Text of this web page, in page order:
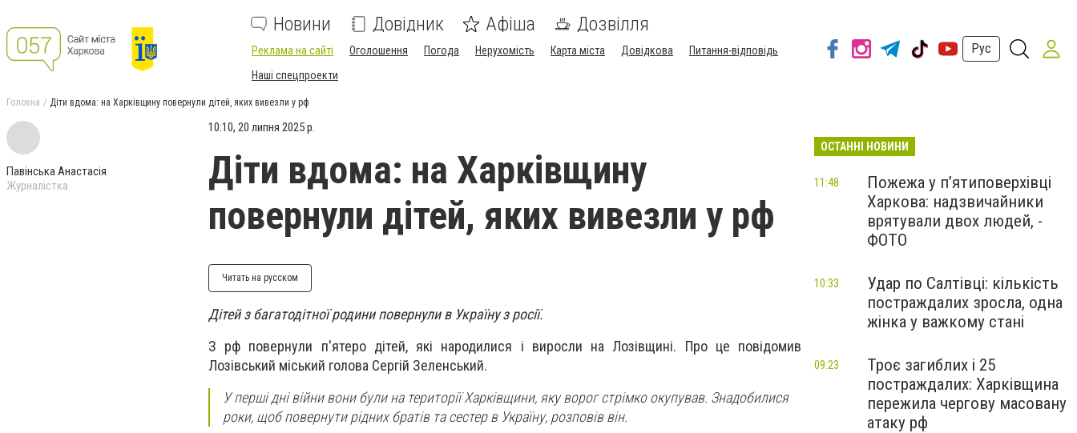
Новини Довідник Афіша Дозвілля
Реклама на сайті Оголошення Погода Нерухомість Карта міста Довідкова
Питання-відповідь
Наші спецпроекти
Рус
Головна Діти вдома: на Харківщину повернули дітей, яких вивезли у рф
Павінська Анастасія
Журналістка
10:10, 20 липня 2025 р.
Діти вдома: на Харківщину
повернули дітей, яких вивезли у рф
Читать на русском
Дітей з багатодітної родини повернули в Україну з росії.
З рф повернули п'ятеро дітей, які народилися і виросли на Лозівщині. Про це повідомив
Лозівський міський голова Сергій Зеленський.
У перші дні війни вони були на території Харківщини, яку ворог стрімко окупував. Знадобилися
роки, щоб повернути рідних братів та сестер в Україну, розповів він.
ОСТАННІ НОВИНИ
Пожежа у п’ятиповерхівці
Харкова: надзвичайники
врятували двох людей, -
ФОТО
11:48
Удар по Салтівці: кількість
постраждалих зросла, одна
жінка у важкому стані
10:33
Троє загиблих і 25
постраждалих: Харківщина
пережила чергову масовану
атаку рф
09:23